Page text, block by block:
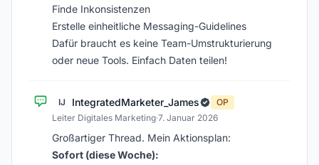
Finde Inkonsistenzen
Erstelle einheitliche Messaging-Guidelines
Dafür braucht es keine Team-Umstrukturierung
oder neue Tools. Einfach Daten teilen!
IJ IntegratedMarketer_James
OP
Leiter Digitales Marketing·7. Januar 2026
Großartiger Thread. Mein Aktionsplan:
Sofort (diese Woche):